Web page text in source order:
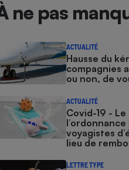
ne pas
ACTUALITÉ
Hausse du
compagnies
ou non, de
ACTUALITÉ
Covid-19 - Le
voyagistes
lieu de
LETTRE TYPE